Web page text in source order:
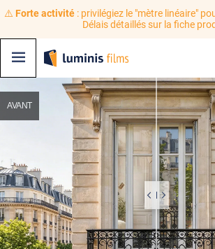
⚠️ Forte activité: privilégiez le "mètre linéaire"
Délais détaillés sur la fiche
AVANT